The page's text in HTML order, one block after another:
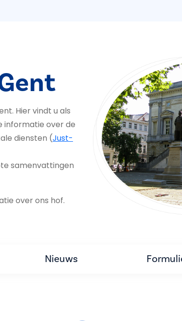
Hier vindt u als
informatie over de
diensten (Just-
samenvattingen
over ons hof.
Nieuws